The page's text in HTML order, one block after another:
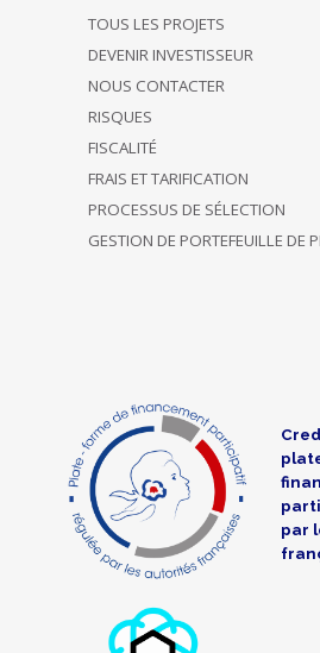
TOUS LES PROJETS
DEVENIR INVESTISSEUR
NOUS CONTACTER
RISQUES
FISCALITÉ
FRAIS ET TARIFICATION
PROCESSUS DE SÉLECTION
GESTION DE PORTEFEUILLE DE
par